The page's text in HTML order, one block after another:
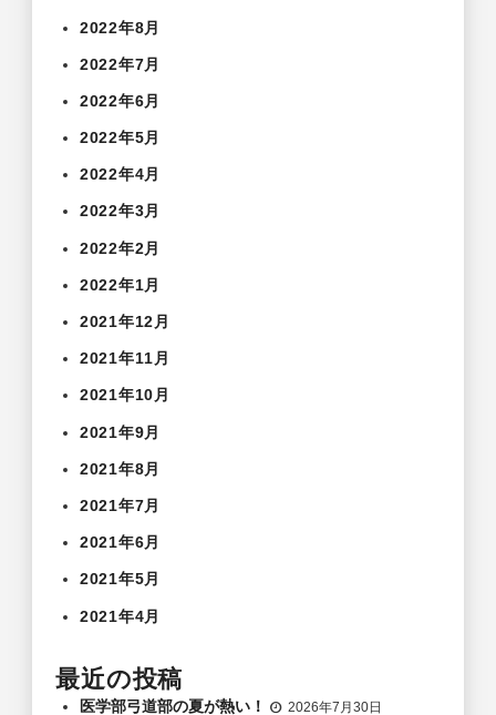
2022年8月
2022年7月
2022年6月
2022年5月
2022年4月
2022年3月
2022年2月
2022年1月
2021年12月
2021年11月
2021年10月
2021年9月
2021年8月
2021年7月
2021年6月
2021年5月
2021年4月
最近の投稿
医学部弓道部の夏が熱い！ 2026年7月30日